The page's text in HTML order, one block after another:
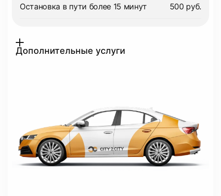
Остановка в пути более 15 минут 500 руб.
Дополнительные услуги